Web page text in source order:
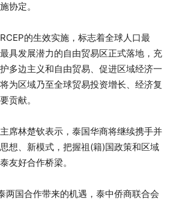
协定。
的生效实施，标志着全球人口最
具发展潜力的自由贸易区正式落地，充
多边主义和自由贸易、促进区域经济一
为区域乃至全球贸易投资增长、经济复
贡献。
林楚钦表示，泰国华商将继续携手并
想、新模式，把握祖(籍)国政策和区域
友好合作桥梁。
国合作带来的机遇，泰中侨商联合会